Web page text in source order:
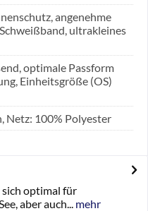
angenehme
ultrakleines
optimale Passform
Einheitsgröße (OS)
Netz: 100% Polyester
sich optimal für
aber auch... mehr